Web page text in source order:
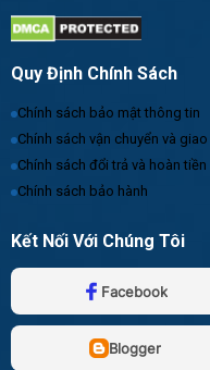
Quy Định Chính Sách
Chính sách bảo mật thông tin
Chính sách vận chuyển và giao
Chính sách đổi trả và hoàn tiền
Chính sách bảo hành
Kết Nối Với Chúng Tôi
Facebook
Blogger